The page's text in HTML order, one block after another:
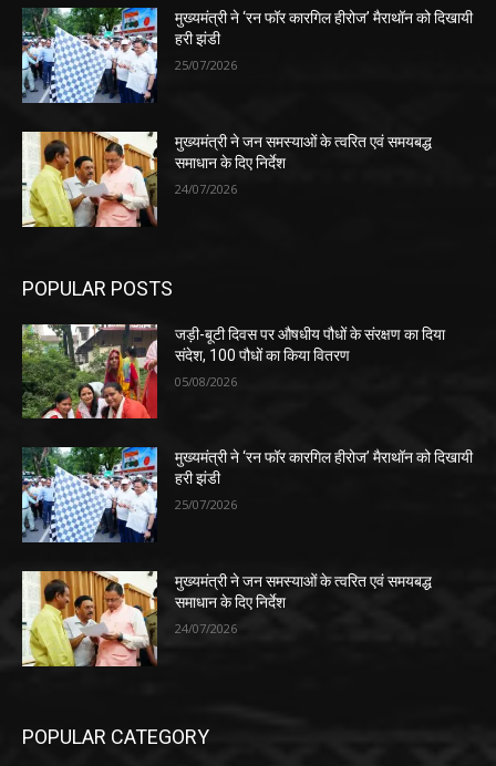
मुख्यमंत्री ने ‘रन फॉर कारगिल हीरोज’ मैराथॉन को दिखायी
हरी झंडी
25/07/2026
मुख्यमंत्री ने जन समस्याओं के त्वरित एवं समयबद्ध
समाधान के दिए निर्देश
24/07/2026
POPULAR POSTS
जड़ी-बूटी दिवस पर औषधीय पौधों के संरक्षण का दिया
संदेश, 100 पौधों का किया वितरण
05/08/2026
मुख्यमंत्री ने ‘रन फॉर कारगिल हीरोज’ मैराथॉन को दिखायी
हरी झंडी
25/07/2026
मुख्यमंत्री ने जन समस्याओं के त्वरित एवं समयबद्ध
समाधान के दिए निर्देश
24/07/2026
POPULAR CATEGORY